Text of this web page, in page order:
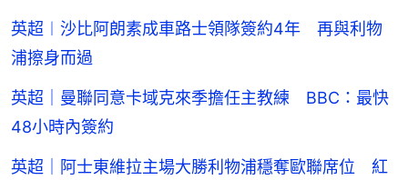
英超︱沙比阿朗素成車路士領隊簽約4年 再與利物
浦擦身而過
英超｜曼聯同意卡域克來季擔任主教練 BBC：最快
48小時內簽約
英超｜阿士東維拉主場大勝利物浦穩奪歐聯席位 紅